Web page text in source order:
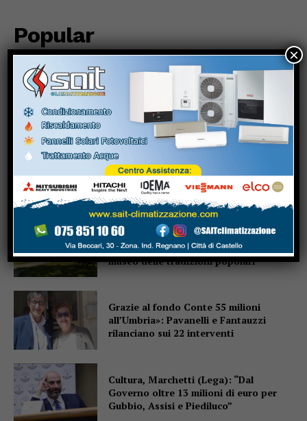
Popular
Pensiline fotovoltaiche sopra i
parcheggi, Minciotti (Pd):
“Rendiamole obbligatorie”
La campana che non suona, e proprio
per questo parla
A Garavelle si torna bambini per un
giorno: “Evviva la Campagna!” al
museo delle tradizioni popolari
Grazie al fondo Conte 55 milioni
all’Umbria»: Pavanelli e Fantauzzi
rilanciano sui 22 interventi
Cultura, Marchetti (Lega): “Dal
Governo oltre 13 milioni di euro per
Gubbio, Assisi e Piediluco”
×